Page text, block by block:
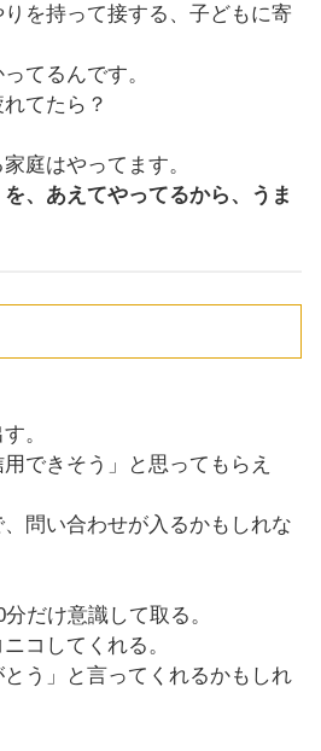
を持って接する、子どもに寄
てるんです。
てたら？
庭はやってます。
を、あえてやってるから、うま
。
できそう」と思ってもらえ
問い合わせが入るかもしれな
だけ意識して取る。
コしてくれる。
う」と言ってくれるかもしれ